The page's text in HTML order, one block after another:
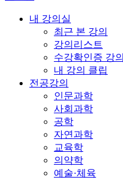
내 강의실
최근 본 강의
강의리스트
수강확인증 강의
내 강의 클립
전공강의
인문과학
사회과학
공학
자연과학
교육학
의약학
예술·체육